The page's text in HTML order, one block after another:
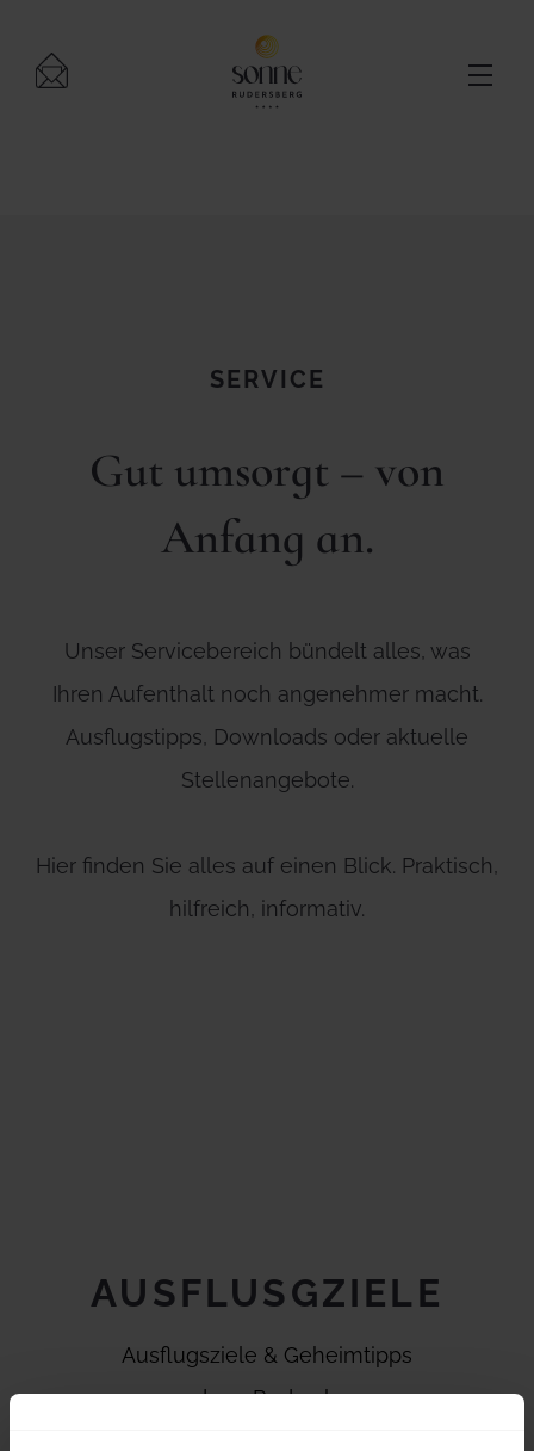
SERVICE
Gut umsorgt – von
Anfang an.
Unser Servicebereich bündelt alles, was
Ihren Aufenthalt noch angenehmer macht.
Ausflugstipps, Downloads oder aktuelle
Stellenangebote.
Hier finden Sie alles auf einen Blick. Praktisch,
hilfreich, informativ.
AUSFLUSGZIELE
Ausflugsziele & Geheimtipps
rund um Rudersberg.